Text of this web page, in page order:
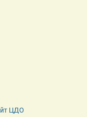
ЦДО